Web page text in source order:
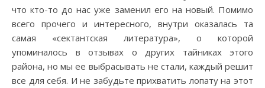
что кто-то до нас уже заменил его на новый. Помимо
всего прочего и интересного, внутри оказалась та
самая «сектантская литература», о которой
упоминалось в отзывах о других тайниках этого
района, но мы ее выбрасывать не стали, каждый решит
все для себя. И не забудьте прихватить лопату на этот